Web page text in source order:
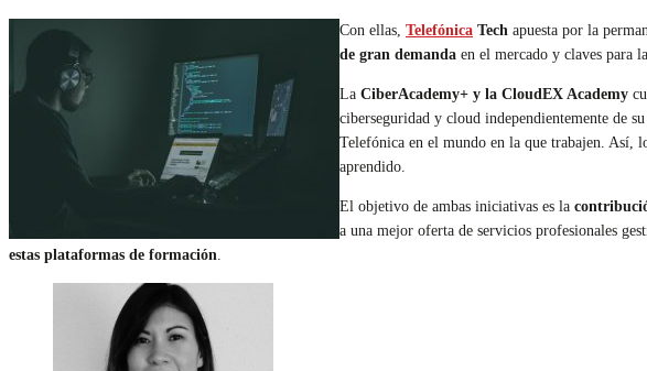
Con ellas, Telefónica Tech apuesta por la
de gran demanda en el mercado y claves para
La CiberAcademy+ y la CloudEX Academy
ciberseguridad y cloud independientemente de
Telefónica en el mundo en la que trabajen. Así,
aprendido.
El objetivo de ambas iniciativas es la
a una mejor oferta de servicios profesionales
estas plataformas de formación